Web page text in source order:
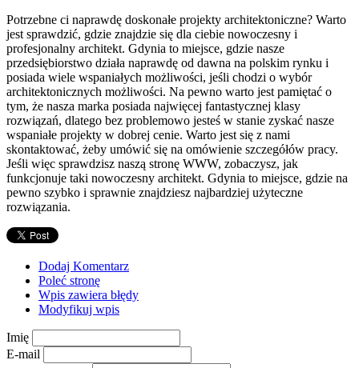
Potrzebne ci naprawdę doskonałe projekty architektoniczne? Warto
jest sprawdzić, gdzie znajdzie się dla ciebie nowoczesny i
profesjonalny architekt. Gdynia to miejsce, gdzie nasze
przedsiębiorstwo działa naprawdę od dawna na polskim rynku i
posiada wiele wspaniałych możliwości, jeśli chodzi o wybór
architektonicznych możliwości. Na pewno warto jest pamiętać o
tym, że nasza marka posiada najwięcej fantastycznej klasy
rozwiązań, dlatego bez problemowo jesteś w stanie zyskać nasze
wspaniałe projekty w dobrej cenie. Warto jest się z nami
skontaktować, żeby umówić się na omówienie szczegółów pracy.
Jeśli więc sprawdzisz naszą stronę WWW, zobaczysz, jak
funkcjonuje taki nowoczesny architekt. Gdynia to miejsce, gdzie na
pewno szybko i sprawnie znajdziesz najbardziej użyteczne
rozwiązania.
Dodaj Komentarz
Poleć stronę
Wpis zawiera błędy
Modyfikuj wpis
Imię
E-mail